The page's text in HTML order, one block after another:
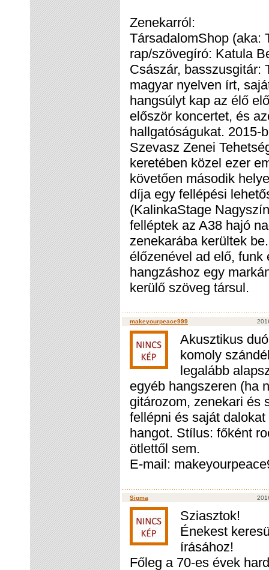
Zenekarról:
TársadalomShop (aka:
rap/szövegíró: Katula
Császár, basszusgitár:
magyar nyelven írt,
hangsúlyt kap az élő
először koncertet, és
hallgatóságukat. 2015-
Szevasz Zenei
keretében közel ezer
követően második
díja egy fellépési
(KalinkaStage
felléptek az A38 hajó
zenekarába kerültek
élőzenével ad elő,
hangzáshoz egy
kerülő szöveg társul.
makeyourpeace999
Akusztikus
komoly
legalább
egyéb hangszeren (ha
gitározom, zenekari és
fellépni és saját
hangot. Stílus: főként
ötlettől sem.
E-mail:
Sigma
Sziasztok!
Énekest
írásához!
Főleg a 70-es évek